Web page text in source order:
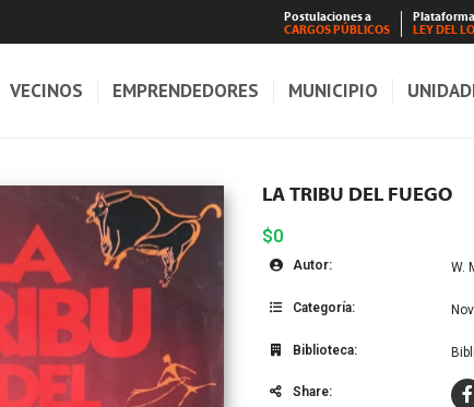
Postulaciones a
CARGOS PÚBLICOS
Plataforma
LEY DEL
VECINOS EMPRENDEDORES MUNICIPIO
LA TRIBU DEL FUEGO
$0
Autor: W.
Categoría:
Biblioteca:
Share: